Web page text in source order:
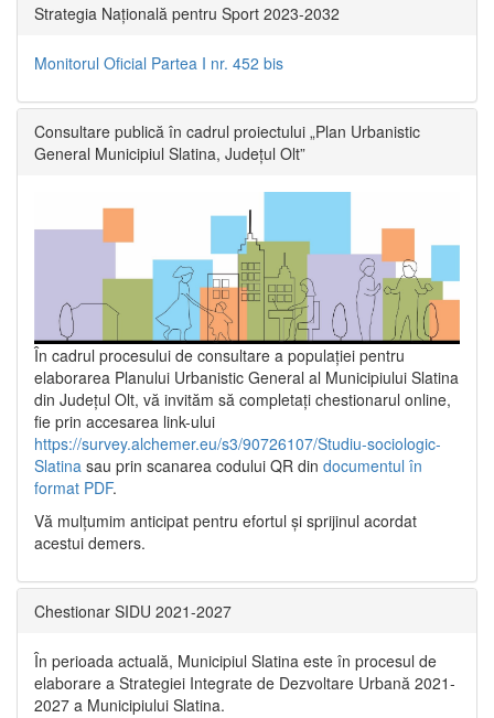
Strategia Națională pentru Sport 2023-2032
Monitorul Oficial Partea I nr. 452 bis
Consultare publică în cadrul proiectului „Plan Urbanistic
General Municipiul Slatina, Județul Olt”
În cadrul procesului de consultare a populaţiei pentru
elaborarea Planului Urbanistic General al Municipiului Slatina
din Județul Olt, vă invităm să completați chestionarul online,
fie prin accesarea link-ului
https://survey.alchemer.eu/s3/90726107/Studiu-sociologic-
Slatina sau prin scanarea codului QR din documentul în
format PDF.
Vă mulţumim anticipat pentru efortul şi sprijinul acordat
acestui demers.
Chestionar SIDU 2021-2027
În perioada actuală, Municipiul Slatina este în procesul de
elaborare a Strategiei Integrate de Dezvoltare Urbană 2021‐
2027 a Municipiului Slatina.